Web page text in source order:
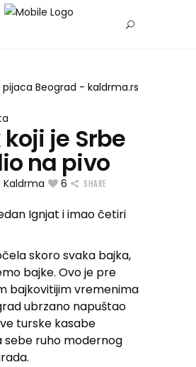
je Srbe
na pivo
Kaldrma 6 SHARE
Ignjat i imao četiri
skoro svaka bajka,
bajke. Ovo je pre
bajkovitijim vremenima
ubrzano napuštao
turske kasabe
sebe ruho modernog